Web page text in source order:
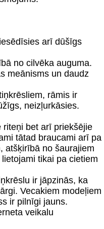
arī dūšīgs
no cilvēka auguma.
meānisms un daudz
rāmis ir
neizļurkāsies.
riteņi bet arī priekšējie
tātad braucami arī pa
atšķirībā no šaurajiem
tikai pa cietiem
ir jāpzinās, ka
Vecakiem modeļiem
ir pilnīgi jauns.
veikalu